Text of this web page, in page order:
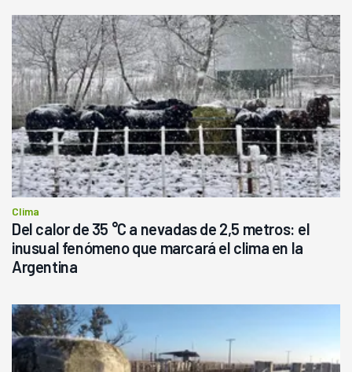
Clima
Del calor de 35 °C a nevadas de 2,5 metros: el
inusual fenómeno que marcará el clima en la
Argentina